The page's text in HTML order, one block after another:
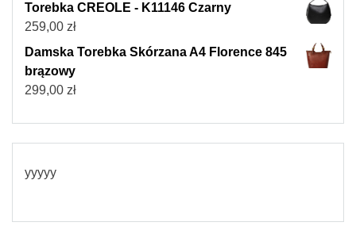
Torebka CREOLE - K11146 Czarny
259,00 zł
Damska Torebka Skórzana A4 Florence 845
brązowy
299,00 zł
yyyyy